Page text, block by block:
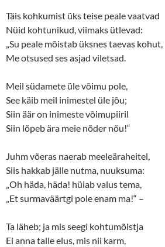
Täis kohkumist üks teise peale vaatvad
Nüid kohtunikud, viimaks ütlevad:
„Su peale mõistab üksnes taevas kohut,
Me otsused ses asjad viletsad.
Meil südamete üle võimu pole,
See käib meil inimestel üle jõu;
Siin äär on inimeste võimupiiril
Siin lõpeb ära meie nõder nõu!“
Juhm võeras naerab meeleäraheitel,
Siis hakkab jälle nutma, nuuksuma:
„Oh häda, häda! hüiab valus tema,
„Et surmaväärtgi pole enam ma!“ –
Ta läheb; ja mis seegi kohtumõistja
Ei anna talle elus, mis nii karm,